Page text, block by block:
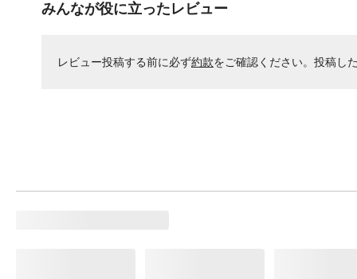
みんなが役に立ったレビュー
レビュー投稿する前に必ず約款をご確認ください。投稿し